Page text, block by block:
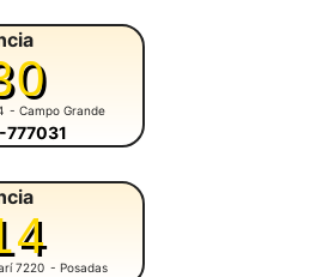
- Campo Grande
777031
7220 - Posadas